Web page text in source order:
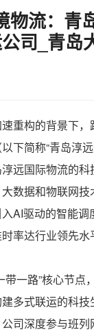
物流：青
司_青岛
重构的背景下
以下简称“青岛淳
远国际物流的
数据和物联网
AI驱动的智能
率达行业领先
带一路”核心节
多式联运的科技
司深度参与班